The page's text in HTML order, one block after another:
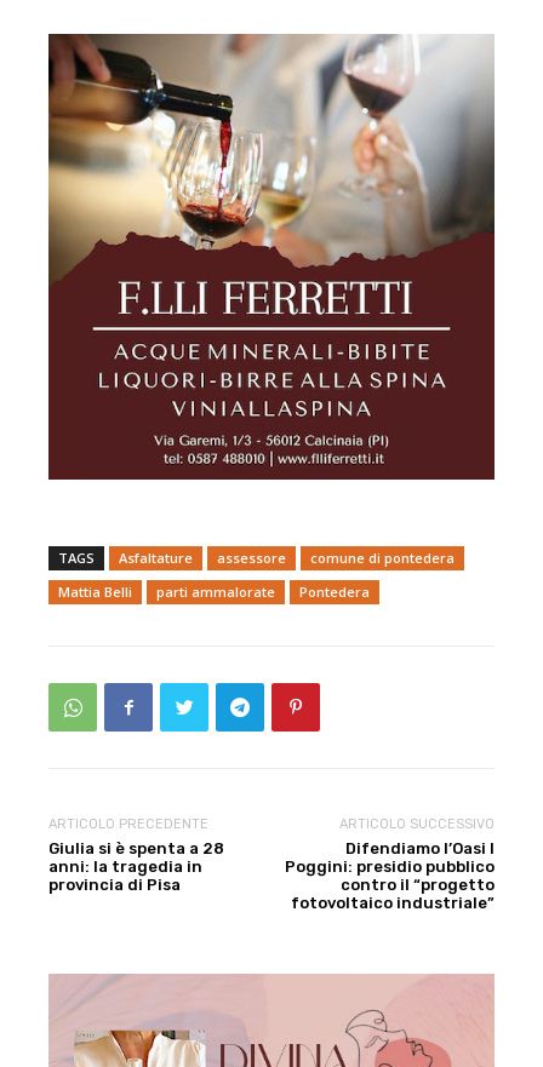
TAGS Asfaltature assessore
comune di pontedera
Mattia Belli
parti ammalorate Pontedera
ARTICOLO PRECEDENTE
Giulia si è spenta a 28
anni: la tragedia in
provincia di Pisa
ARTICOLO SUCCESSIVO
Difendiamo l’Oasi I
Poggini: presidio pubblico
contro il “progetto
fotovoltaico industriale”